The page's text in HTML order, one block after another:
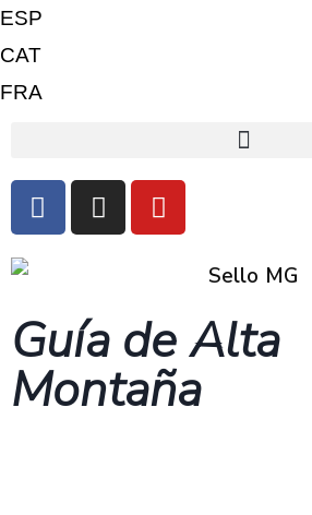
ESP
CAT
FRA
Guía de Alta
Montaña